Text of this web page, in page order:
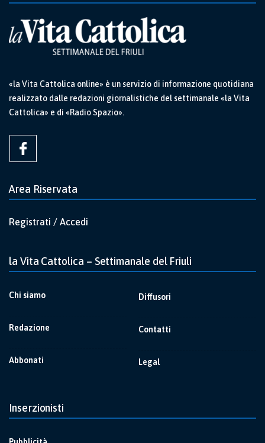
«la Vita Cattolica online» è un servizio di informazione quotidiana
realizzato dalle redazioni giornalistiche del settimanale «la Vita
Cattolica» e di «Radio Spazio».
Area Riservata
Registrati / Accedi
la Vita Cattolica – Settimanale del Friuli
Chi siamo
Redazione
Abbonati
Diffusori
Contatti
Legal
Inserzionisti